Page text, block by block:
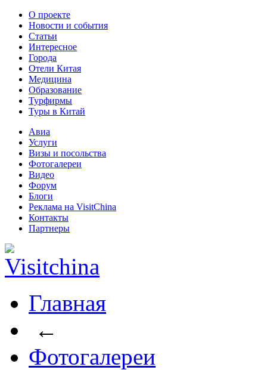
О проекте
Новости и события
Статьи
Интересное
Города
Отели Китая
Медицина
Образование
Турфирмы
Туры в Китай
Авиа
Услуги
Визы и посольства
Фотогалереи
Видео
Форум
Блоги
Реклама на VisitChina
Контакты
Партнеры
Главная
←
Фотогалереи